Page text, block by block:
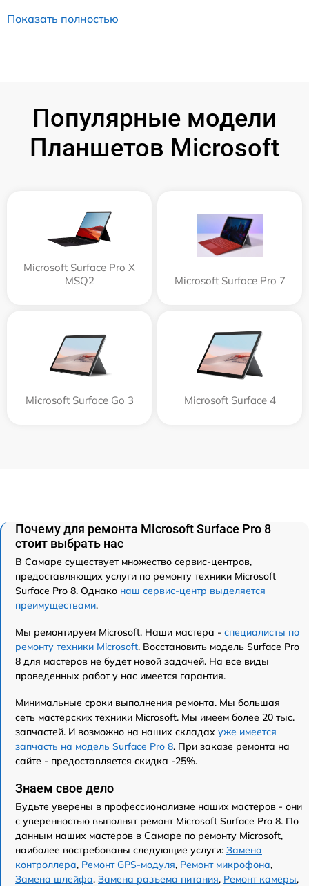
Показать полностью
Популярные модели
Планшетов Microsoft
Microsoft Surface Pro X
MSQ2
Microsoft Surface Pro 7
Microsoft Surface Go 3 Microsoft Surface 4
Почему для ремонта Microsoft Surface Pro 8
стоит выбрать нас
В Самаре существует множество сервис-центров,
предоставляющих услуги по ремонту техники Microsoft
Surface Pro 8. Однако наш сервис-центр выделяется
преимуществами.
Мы ремонтируем Microsoft. Наши мастера - специалисты по
ремонту техники Microsoft. Восстановить модель Surface Pro
8 для мастеров не будет новой задачей. На все виды
проведенных работ у нас имеется гарантия.
Минимальные сроки выполнения ремонта. Мы большая
сеть мастерских техники Microsoft. Мы имеем более 20 тыс.
запчастей. И возможно на наших складах уже имеется
запчасть на модель Surface Pro 8. При заказе ремонта на
сайте - предоставляется скидка -25%.
Знаем свое дело
Будьте уверены в профессионализме наших мастеров - они
с уверенностью выполнят ремонт Microsoft Surface Pro 8. По
данным наших мастеров в Самаре по ремонту Microsoft,
наиболее востребованы следующие услуги: Замена
контроллера, Ремонт GPS-модуля, Ремонт микрофона,
Замена шлейфа, Замена разъема питания, Ремонт камеры,